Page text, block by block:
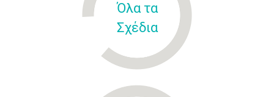
Όλα τα
Σχέδια